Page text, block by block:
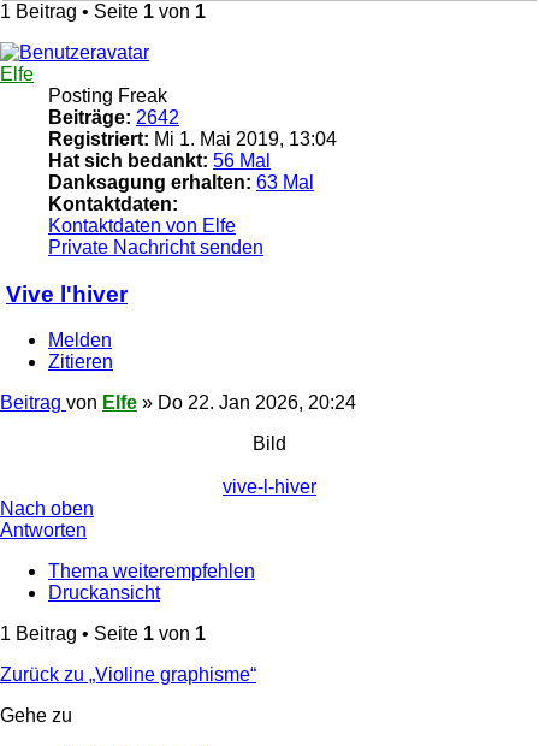
1 Beitrag • Seite 1 von 1
Elfe
Posting Freak
Beiträge: 2642
Registriert: Mi 1. Mai 2019, 13:04
Hat sich bedankt: 56 Mal
Danksagung erhalten: 63 Mal
Kontaktdaten:
Kontaktdaten von Elfe
Private Nachricht senden
Vive l'hiver
Melden
Zitieren
Beitrag von Elfe » Do 22. Jan 2026, 20:24
Bild
vive-l-hiver
Nach oben
Antworten
Thema weiterempfehlen
Druckansicht
1 Beitrag • Seite 1 von 1
Zurück zu „Violine graphisme“
Gehe zu